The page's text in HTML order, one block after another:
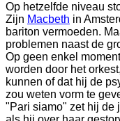
Op hetzelfde niveau
Zijn Macbeth in
bariton vermoeden.
problemen naast de
Op geen enkel
worden door het
kunnen of dat hij de
zou weten vorm te
"Pari siamo" zet hij de